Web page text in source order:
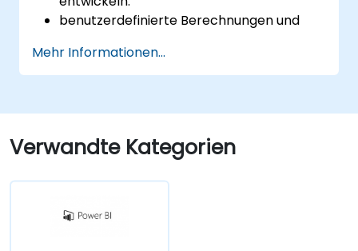
benutzerdefinierte Berechnungen und
zu analysieren und Erkenntnisse
abzuleiten.
DAX-Performance kennen.
Mehr Informationen...
Verwandte Kategorien